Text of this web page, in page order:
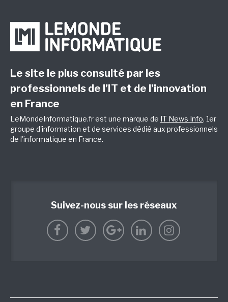
Le site le plus consulté par les
professionnels de l’IT et de l’innovation
en France
LeMondeInformatique.fr est une marque de IT News Info, 1er
groupe d'information et de services dédié aux professionnels
de l'informatique en France.
Suivez-nous sur les réseaux